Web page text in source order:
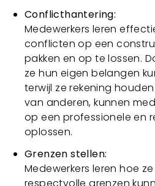
Conflicthantering:
Medewerkers leren
conflicten op een
pakken en op te lossen.
ze hun eigen belangen
terwijl ze rekening
van anderen, kunnen
op een professionele en
oplossen.
Grenzen stellen:
Medewerkers leren hoe